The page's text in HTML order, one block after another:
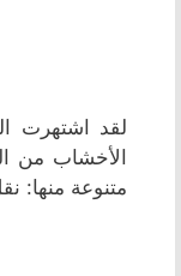
لقد اشتهرت
الأخشاب من
متنوعة منها: